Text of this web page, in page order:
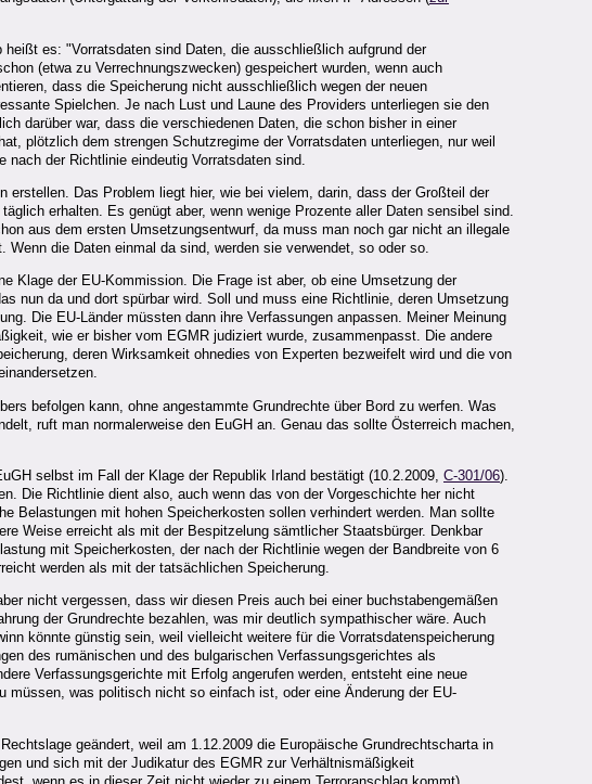
es: "Vorratsdaten sind Daten, die ausschließlich aufgrund der
(etwa zu Verrechnungszwecken) gespeichert wurden, wenn auch
dass die Speicherung nicht ausschließlich wegen der neuen
Spielchen. Je nach Lust und Laune des Providers unterliegen sie den
darüber war, dass die verschiedenen Daten, die schon bisher in einer
plötzlich dem strengen Schutzregime der Vorratsdaten unterliegen, nur weil
der Richtlinie eindeutig Vorratsdaten sind.
erstellen. Das Problem liegt hier, wie bei vielem, darin, dass der Großteil der
erhalten. Es genügt aber, wenn wenige Prozente aller Daten sensibel sind.
aus dem ersten Umsetzungsentwurf, da muss man noch gar nicht an illegale
die Daten einmal da sind, werden sie verwendet, so oder so.
Klage der EU-Kommission. Die Frage ist aber, ob eine Umsetzung der
nun da und dort spürbar wird. Soll und muss eine Richtlinie, deren Umsetzung
Die EU-Länder müssten dann ihre Verfassungen anpassen. Meiner Meinung
wie er bisher vom EGMR judiziert wurde, zusammenpasst. Die andere
deren Wirksamkeit ohnedies von Experten bezweifelt wird und die von
befolgen kann, ohne angestammte Grundrechte über Bord zu werfen. Was
ruft man normalerweise den EuGH an. Genau das sollte Österreich machen,
selbst im Fall der Klage der Republik Irland bestätigt (10.2.2009, C-301/06).
Die Richtlinie dient also, auch wenn das von der Vorgeschichte her nicht
Belastungen mit hohen Speicherkosten sollen verhindert werden. Man sollte
Weise erreicht als mit der Bespitzelung sämtlicher Staatsbürger. Denkbar
mit Speicherkosten, der nach der Richtlinie wegen der Bandbreite von 6
werden als mit der tatsächlichen Speicherung.
nicht vergessen, dass wir diesen Preis auch bei einer buchstabengemäßen
der Grundrechte bezahlen, was mir deutlich sympathischer wäre. Auch
könnte günstig sein, weil vielleicht weitere für die Vorratsdatenspeicherung
des rumänischen und des bulgarischen Verfassungsgerichtes als
Verfassungsgerichte mit Erfolg angerufen werden, entsteht eine neue
müssen, was politisch nicht so einfach ist, oder eine Änderung der EU-
geändert, weil am 1.12.2009 die Europäische Grundrechtscharta in
und sich mit der Judikatur des EGMR zur Verhältnismäßigkeit